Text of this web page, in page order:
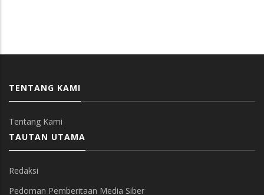
TENTANG KAMI
Tentang Kami
TAUTAN UTAMA
Redaksi
Pedoman Pemberitaan Media Siber